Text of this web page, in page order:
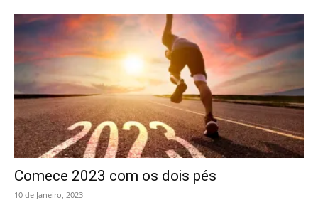
Comece 2023 com os dois pés
10 de Janeiro, 2023